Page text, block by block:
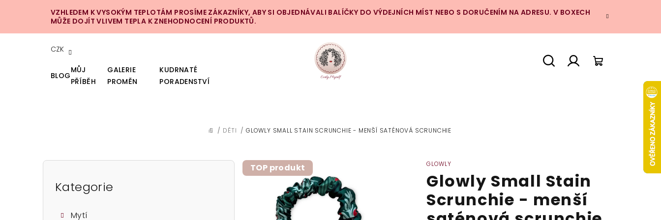
VZHLEDEM K VYSOKÝM TEPLOTÁM PROSÍME ZÁKAZNÍKY, ABY SI OBJEDNÁVALI BALÍČKY DO VÝDEJNÍCH MÍST NEBO S DORUČENÍM NA ADRESU. V BOXECH
MŮŽE DOJÍT VLIVEM TEPLA K ZNEHODNOCENÍ PRODUKTŮ.
CZK
BLOG
MŮJ
PŘÍBĚH
GALERIE
PROMĚN
KUDRNATÉ
PORADENSTVÍ
DOMŮ
/ DĚTI / GLOWLY SMALL STAIN SCRUNCHIE - MENŠÍ SATÉNOVÁ SCRUNCHIE
P
Přeskočit
kategorie
Kategorie
Mytí
GLOWLY
Glowly Small Stain
Scrunchie - menší
TOP produkt